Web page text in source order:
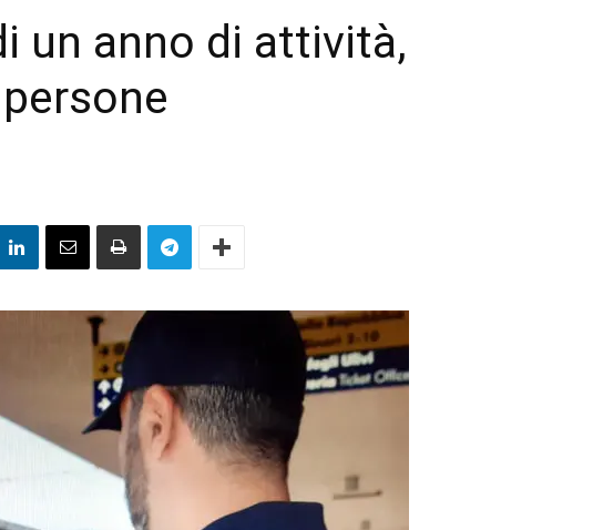
un anno di attività,